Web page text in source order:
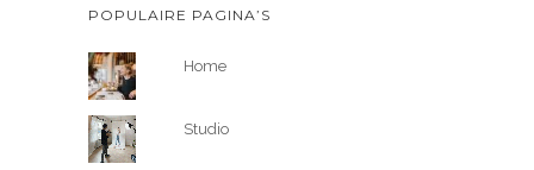
POPULAIRE PAGINA’S
Home
Studio